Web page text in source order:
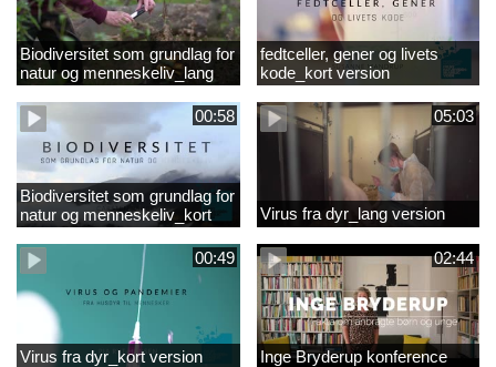
Biodiversitet som grundlag for
natur og menneskeliv_lang
version
fedtceller, gener og livets
kode_kort version
00:58
Biodiversitet som grundlag for
natur og menneskeliv_kort
version
05:03
Virus fra dyr_lang version
00:49
Virus fra dyr_kort version
02:44
Inge Bryderup konference